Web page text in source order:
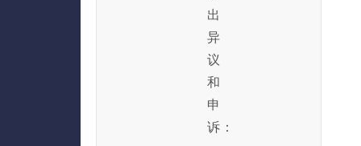
出
异
议
和
申
诉：